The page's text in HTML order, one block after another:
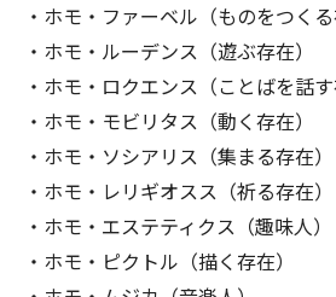
・ホモ・ファーベル（ものをつくる
・ホモ・ルーデンス（遊ぶ存在）
・ホモ・ロクエンス（ことばを話す
・ホモ・モビリタス（動く存在）
・ホモ・ソシアリス（集まる存在）
・ホモ・レリギオスス（祈る存在）
・ホモ・エステティクス（趣味人）
・ホモ・ピクトル（描く存在）